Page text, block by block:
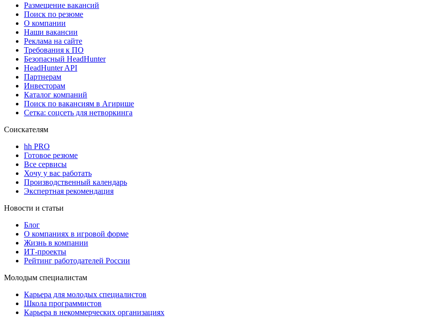
Размещение вакансий
Поиск по резюме
О компании
Наши вакансии
Реклама на сайте
Требования к ПО
Безопасный HeadHunter
HeadHunter API
Партнерам
Инвесторам
Каталог компаний
Поиск по вакансиям в Агирише
Сетка: соцсеть для нетворкинга
Соискателям
hh PRO
Готовое резюме
Все сервисы
Хочу у вас работать
Производственный календарь
Экспертная рекомендация
Новости и статьи
Блог
О компаниях в игровой форме
Жизнь в компании
ИТ-проекты
Рейтинг работодателей России
Молодым специалистам
Карьера для молодых специалистов
Школа программистов
Карьера в некоммерческих организациях